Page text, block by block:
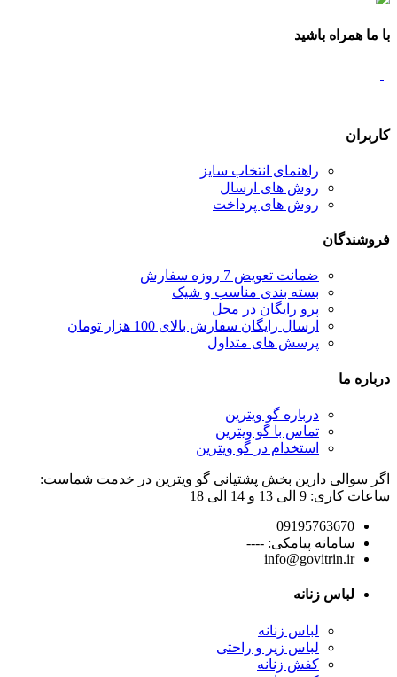
با ما همراه باشید
کاربران
راهنمای انتخاب سایز
روش های ارسال
روش های پرداخت
فروشندگان
ضمانت تعویض 7 روزه سفارش
بسته بندی مناسب و شیک
پرو رایگان در محل
ارسال رایگان سفارش بالای 100 هزار تومان
پرسش های متداول
درباره ما
درباره گو ویترین
تماس با گو ویترین
استخدام در گو ویترین
اگر سوالی دارین بخش پشتیانی گو ویترین در خدمت شماست:
ساعات کاری: 9 الی 13 و 14 الی 18
09195763670
سامانه پیامکی: ----
info@govitrin.ir
لباس زنانه
لباس زنانه
لباس زیر و راحتی
کفش زنانه